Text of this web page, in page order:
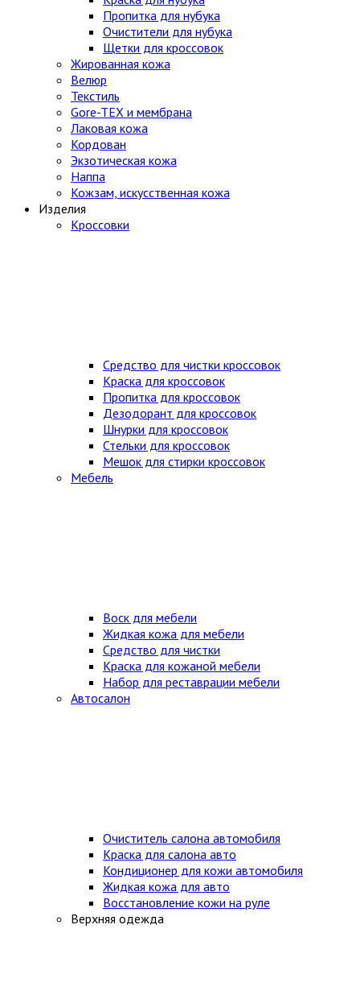
Пропитка для нубука
Очистители для нубука
Щетки для кроссовок
Жированная кожа
Велюр
Текстиль
Gore-TEX и мембрана
Лаковая кожа
Кордован
Экзотическая кожа
Наппа
Кожзам, искусственная кожа
Изделия
Кроссовки
Средство для чистки кроссовок
Краска для кроссовок
Пропитка для кроссовок
Дезодорант для кроссовок
Шнурки для кроссовок
Стельки для кроссовок
Мешок для стирки кроссовок
Мебель
Воск для мебели
Жидкая кожа для мебели
Средство для чистки
Краска для кожаной мебели
Набор для реставрации мебели
Автосалон
Очиститель салона автомобиля
Краска для салона авто
Кондиционер для кожи автомобиля
Жидкая кожа для авто
Восстановление кожи на руле
Верхняя одежда